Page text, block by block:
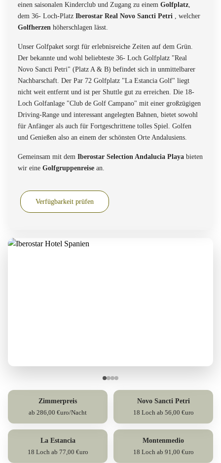
einen saisonalen Kinderclub und Zugang zu einem Golfplatz
dem 36- Loch-Platz Iberostar Real Novo Sancti Petri , welcher
Golfherzen höherschlagen lässt.
Unser Golfpaket sorgt für erlebnisreiche Zeiten auf dem Grün.
Der bekannte und wohl beliebteste 36- Loch Golfplatz "Real
Novo Sancti Petri" (Platz A & B) befindet sich in unmittelbarer
Nachbarschaft. Der Par 72 Golfplatz "La Estancia Golf" liegt
nicht weit entfernt und ist per Shuttle gut zu erreichen. Die 18-
Loch Golfanlage "Club de Golf Campano" mit einer großzügigen
Driving-Range und interessant angelegten Bahnen, bietet sowohl
für Anfänger als auch für Fortgeschrittene tolles Spiel. Golfen
und Genießen also an einem der schönsten Orte Andalusiens.
Gemeinsam mit dem Iberostar Selection Andalucia Playa bieten
wir eine Golfgruppenreise an.
Verfügbarkeit prüfen
Zimmerpreis
ab 286,00 €uro/Nacht
Novo Sancti Petri
18 Loch ab 56,00 €uro
La Estancia
18 Loch ab 77,00 €uro
Montenmedio
18 Loch ab 91,00 €uro